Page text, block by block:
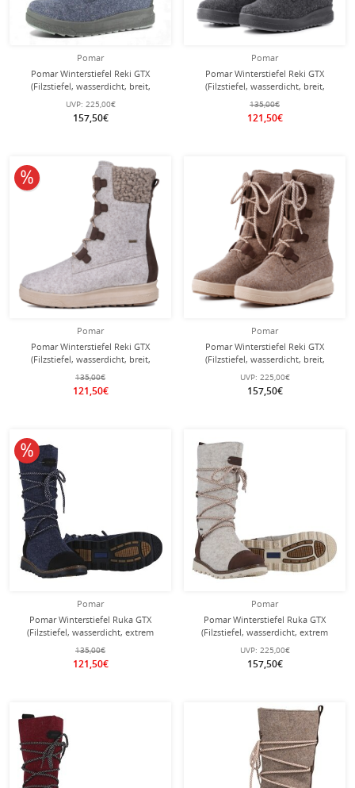
Pomar
Pomar Winterstiefel Reki GTX
(Filzstiefel, wasserdicht, breit,
extrem warm) dunkelblau Damen
UVP: 225,00€
157,50€
Pomar
Pomar Winterstiefel Reki GTX
(Filzstiefel, wasserdicht, breit,
extrem warm) granitgrau Damen
135,00€
121,50€
Pomar
Pomar Winterstiefel Reki GTX
(Filzstiefel, wasserdicht, breit,
extrem warm) hellgrau Damen
135,00€
121,50€
10% reduziert
Pomar
Pomar Winterstiefel Reki GTX
(Filzstiefel, wasserdicht, breit,
extrem warm) sandbraun Damen
UVP: 225,00€
157,50€
Pomar
Pomar Winterstiefel Ruka GTX
(Filzstiefel, wasserdicht, extrem
warm) dunkelblau Damen
135,00€
121,50€
10% reduziert
Pomar
Pomar Winterstiefel Ruka GTX
(Filzstiefel, wasserdicht, extrem
warm) hellgrau Damen
UVP: 225,00€
157,50€